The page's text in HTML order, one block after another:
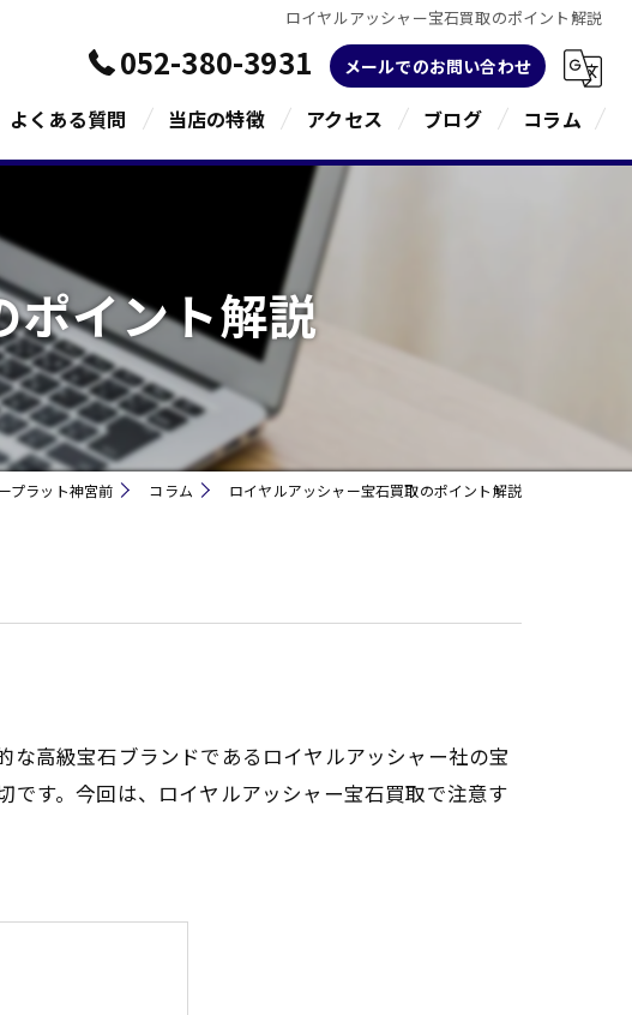
ロイヤルアッシャー宝石買取のポイント解説
052-380-3931 メールでのお問い合わせ
よくある質問 当店の特徴
宝石
貴金属
指輪
アクセス ブログ コラム
ポイント解説
プラット神宮前 コラム ロイヤルアッシャー宝石買取のポイント解説
高級宝石ブランドであるロイヤルアッシャー社の宝
す。今回は、ロイヤルアッシャー宝石買取で注意す